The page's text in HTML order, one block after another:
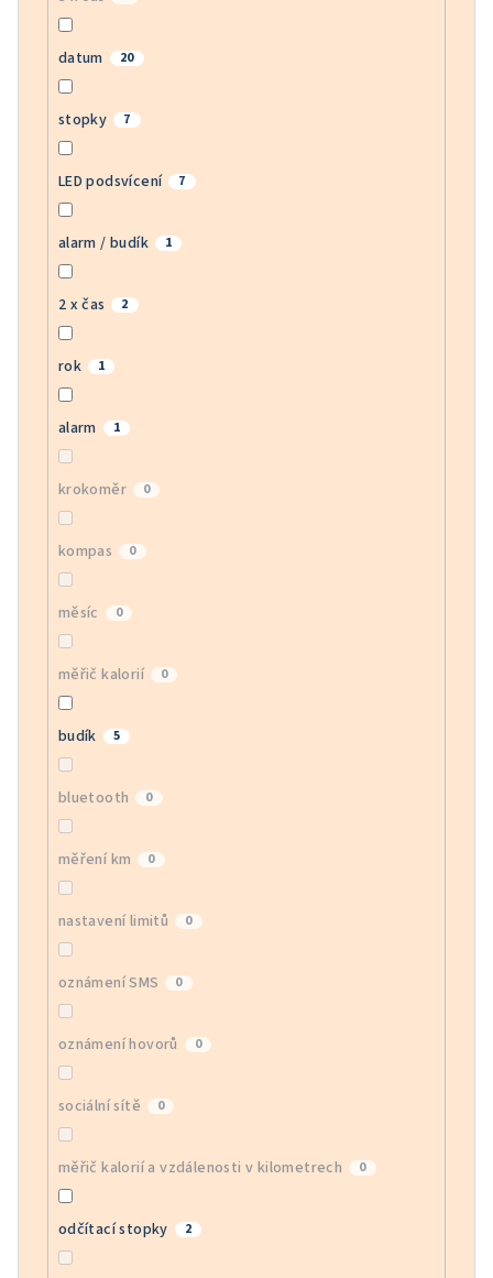
datum 20
stopky 7
LED podsvícení 7
alarm / budík 1
2 x čas 2
rok 1
alarm 1
krokoměr 0
kompas 0
měsíc 0
měřič kalorií 0
budík 5
bluetooth 0
měření km 0
nastavení limitů 0
oznámení SMS 0
oznámení hovorů 0
sociální sítě 0
měřič kalorií a vzdálenosti v kilometrech 0
odčítací stopky 2